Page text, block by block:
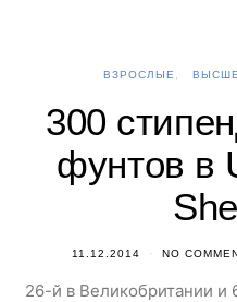
ВЗРОСЛЫЕ
300
фунтов в
11.12.2014 NO
26-й в Великобритании и